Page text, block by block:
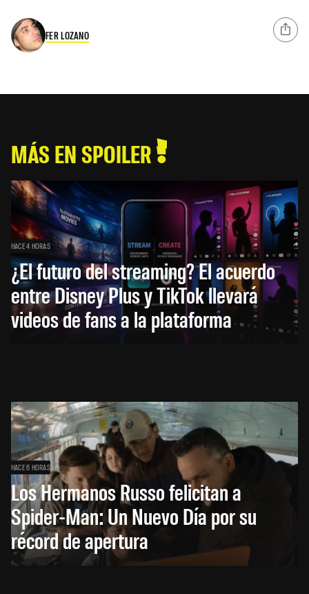
FER LOZANO
MÁS EN SPOILER
HACE 4 HORAS
¿El futuro del streaming? El acuerdo
entre Disney Plus y TikTok llevará
videos de fans a la plataforma
HACE 6 HORAS
Los Hermanos Russo felicitan a
Spider-Man: Un Nuevo Día por su
récord de apertura